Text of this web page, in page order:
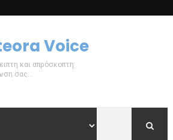
Voice
και απρόσκοπτη
σας...